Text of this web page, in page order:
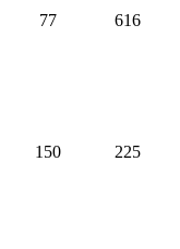
77 616
150 225